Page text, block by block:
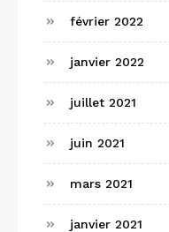
février 2022
janvier 2022
juillet 2021
juin 2021
mars 2021
janvier 2021